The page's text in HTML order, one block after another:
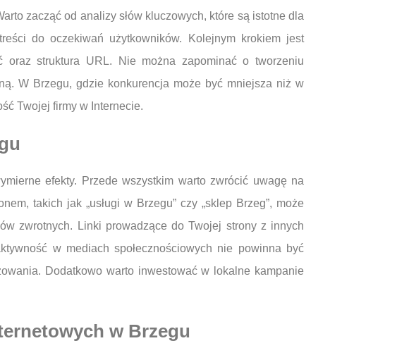
zacząć od analizy słów kluczowych, które są istotne dla
do oczekiwań użytkowników. Kolejnym krokiem jest
oraz struktura URL. Nie można zapominać o tworzeniu
W Brzegu, gdzie konkurencja może być mniejsza niż w
Twojej firmy w Internecie.
efekty. Przede wszystkim warto zwrócić uwagę na
takich jak „usługi w Brzegu” czy „sklep Brzeg”, może
zwrotnych. Linki prowadzące do Twojej strony z innych
w mediach społecznościowych nie powinna być
Dodatkowo warto inwestować w lokalne kampanie
w Brzegu